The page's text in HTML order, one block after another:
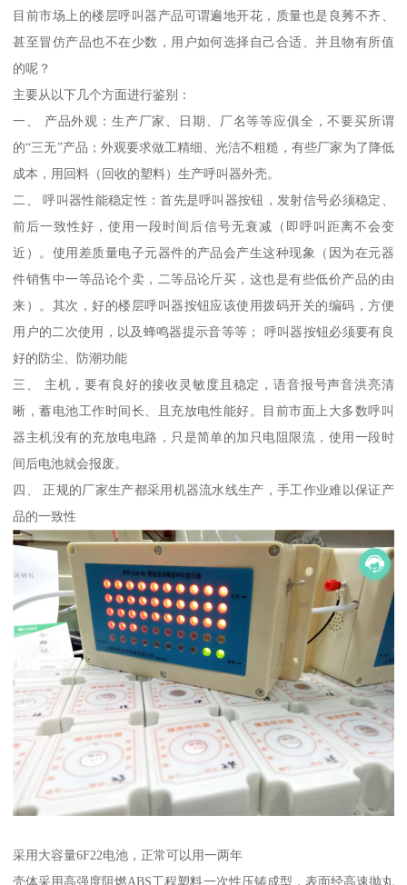
目前市场上的楼层呼叫器产品可谓遍地开花，质量也是良莠不齐、
甚至冒仿产品也不在少数，用户如何选择自己合适、并且物有所值
的呢？
主要从以下几个方面进行鉴别：
一、 产品外观：生产厂家、日期、厂名等等应俱全，不要买所谓
的“三无”产品；外观要求做工精细、光洁不粗糙，有些厂家为了降低
成本，用回料（回收的塑料）生产呼叫器外壳。
二、 呼叫器性能稳定性：首先是呼叫器按钮，发射信号必须稳定、
前后一致性好，使用一段时间后信号无衰减（即呼叫距离不会变
近）。使用差质量电子元器件的产品会产生这种现象（因为在元器
件销售中一等品论个卖，二等品论斤买，这也是有些低价产品的由
来）。其次，好的楼层呼叫器按钮应该使用拨码开关的编码，方便
用户的二次使用，以及蜂鸣器提示音等等； 呼叫器按钮必须要有良
好的防尘、防潮功能
三、 主机，要有良好的接收灵敏度且稳定，语音报号声音洪亮清
晰，蓄电池工作时间长、且充放电性能好。目前市面上大多数呼叫
器主机没有的充放电电路，只是简单的加只电阻限流，使用一段时
间后电池就会报废。
四、 正规的厂家生产都采用机器流水线生产，手工作业难以保证产
品的一致性
采用大容量6F22电池，正常可以用一两年
壳体采用高强度阻燃ABS工程塑料一次性压铸成型，表面经高速抛丸